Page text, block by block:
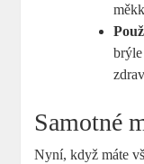
Samotné
Nyní, když máte